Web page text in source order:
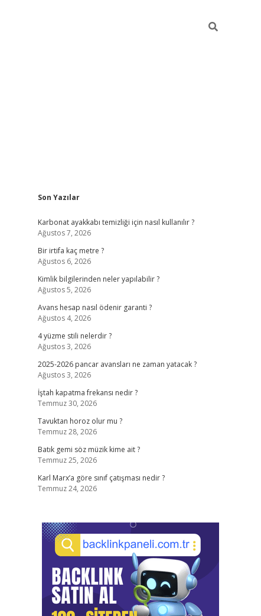
Sidebar
Son Yazılar
Karbonat ayakkabı temizliği için nasıl kullanılır ?
Ağustos 7, 2026
Bir irtifa kaç metre ?
Ağustos 6, 2026
Kimlik bilgilerinden neler yapılabilir ?
Ağustos 5, 2026
Avans hesap nasıl ödenir garanti ?
Ağustos 4, 2026
4 yüzme stili nelerdir ?
Ağustos 3, 2026
2025-2026 pancar avansları ne zaman yatacak ?
Ağustos 3, 2026
İştah kapatma frekansı nedir ?
Temmuz 30, 2026
Tavuktan horoz olur mu ?
Temmuz 28, 2026
Batık gemi söz müzik kime ait ?
Temmuz 25, 2026
Karl Marx’a göre sınıf çatışması nedir ?
Temmuz 24, 2026